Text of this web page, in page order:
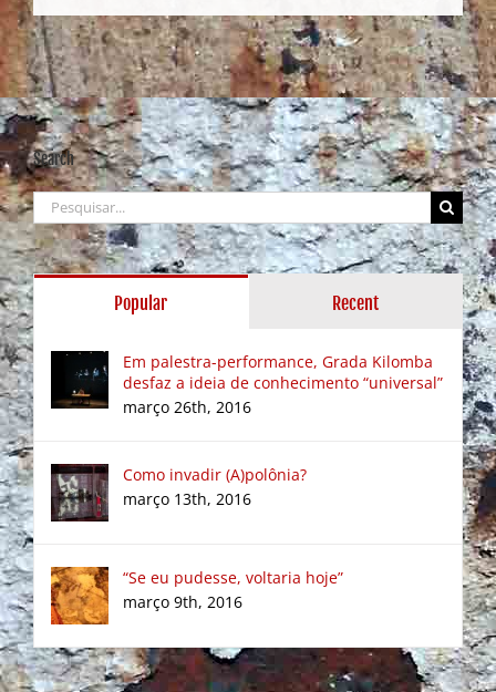
Search
Buscar
resultados
para:
Popular Recent
Em palestra-performance, Grada Kilomba
desfaz a ideia de conhecimento “universal”
março 26th, 2016
Como invadir (A)polônia?
março 13th, 2016
“Se eu pudesse, voltaria hoje”
março 9th, 2016